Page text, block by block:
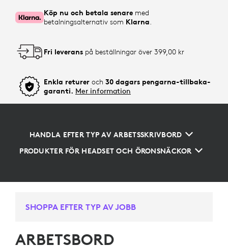
Köp nu och betala senare med
betalningsalternativ som Klarna.
Fri leverans på beställningar över 399,00 kr
Enkla returer och 30 dagars pengarna-tillbaka-
garanti. Mer information
HANDLA EFTER TYP AV ARBETSSKRIVBORD
PRODUKTER FÖR HEADSET OCH ÖRONSNÄCKOR
SHOPPA EFTER TYP AV JOBB
ARBETSBORD